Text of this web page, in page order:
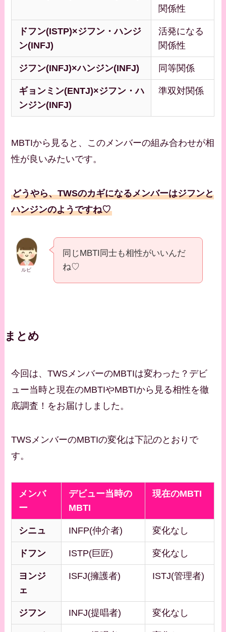
関係性
ドフン(ISTP)×ジフン・ハンジ
ン(INFJ)
活発になる
関係性
ジフン(INFJ)×ハンジン(INFJ) 同等関係
ギョンミン(ENTJ)×ジフン・ハ
ンジン(INFJ)
準双対関係
MBTIから見ると、このメンバーの組み合わせが相
性が良いみたいです。
どうやら、TWSのカギになるメンバーはジフンと
ハンジンのようですね♡
ルビ
同じMBTI同士も相性がいいんだ
ね♡
まとめ
今回は、TWSメンバーのMBTIは変わった？デビ
ュー当時と現在のMBTIやMBTIから見る相性を徹
底調査！をお届けしました。
TWSメンバーのMBTIの変化は下記のとおりで
す。
メンバ
ー
デビュー当時の
MBTI
現在のMBTI
シニュ INFP(仲介者) 変化なし
ドフン ISTP(巨匠) 変化なし
ヨンジ
ェ
ISFJ(擁護者) ISTJ(管理者)
ジフン INFJ(提唱者) 変化なし